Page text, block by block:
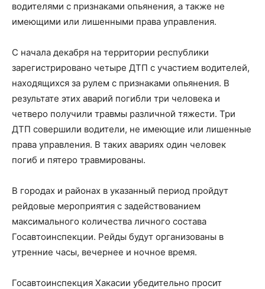
водителями с признаками опьянения, а также не
имеющими или лишенными права управления.
С начала декабря на территории республики
зарегистрировано четыре ДТП с участием водителей,
находящихся за рулем с признаками опьянения. В
результате этих аварий погибли три человека и
четверо получили травмы различной тяжести. Три
ДТП совершили водители, не имеющие или лишенные
права управления. В таких авариях один человек
погиб и пятеро травмированы.
В городах и районах в указанный период пройдут
рейдовые мероприятия с задействованием
максимального количества личного состава
Госавтоинспекции. Рейды будут организованы в
утренние часы, вечернее и ночное время.
Госавтоинспекция Хакасии убедительно просит